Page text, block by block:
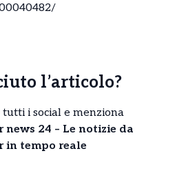
l’articolo?
i social e menziona
news 24 – Le notizie da
in tempo reale